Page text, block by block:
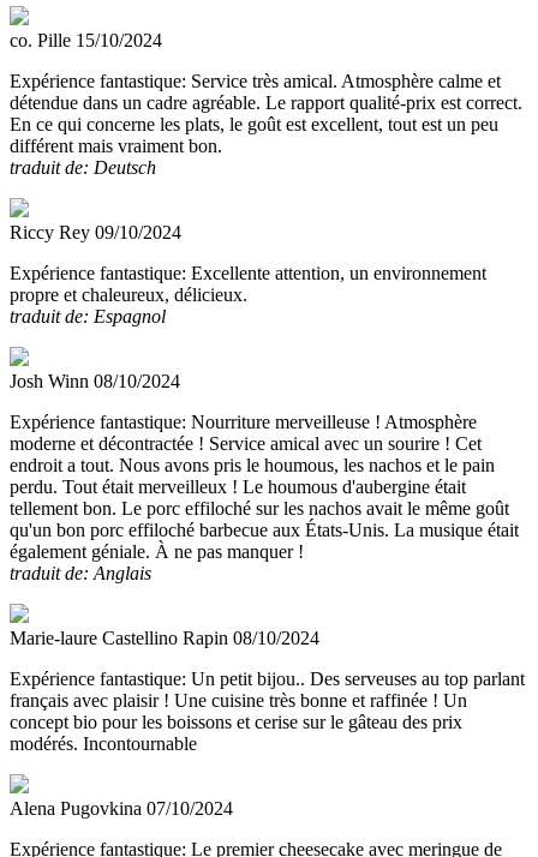
co. Pille 15/10/2024
Expérience fantastique: Service très amical. Atmosphère calme et
détendue dans un cadre agréable. Le rapport qualité-prix est correct.
En ce qui concerne les plats, le goût est excellent, tout est un peu
différent mais vraiment bon.
traduit de: Deutsch
Riccy Rey 09/10/2024
Expérience fantastique: Excellente attention, un environnement
propre et chaleureux, délicieux.
traduit de: Espagnol
Josh Winn 08/10/2024
Expérience fantastique: Nourriture merveilleuse ! Atmosphère
moderne et décontractée ! Service amical avec un sourire ! Cet
endroit a tout. Nous avons pris le houmous, les nachos et le pain
perdu. Tout était merveilleux ! Le houmous d'aubergine était
tellement bon. Le porc effiloché sur les nachos avait le même goût
qu'un bon porc effiloché barbecue aux États-Unis. La musique était
également géniale. À ne pas manquer !
traduit de: Anglais
Marie-laure Castellino Rapin 08/10/2024
Expérience fantastique: Un petit bijou.. Des serveuses au top parlant
français avec plaisir ! Une cuisine très bonne et raffinée ! Un
concept bio pour les boissons et cerise sur le gâteau des prix
modérés. Incontournable
Alena Pugovkina 07/10/2024
Expérience fantastique: Le premier cheesecake avec meringue de